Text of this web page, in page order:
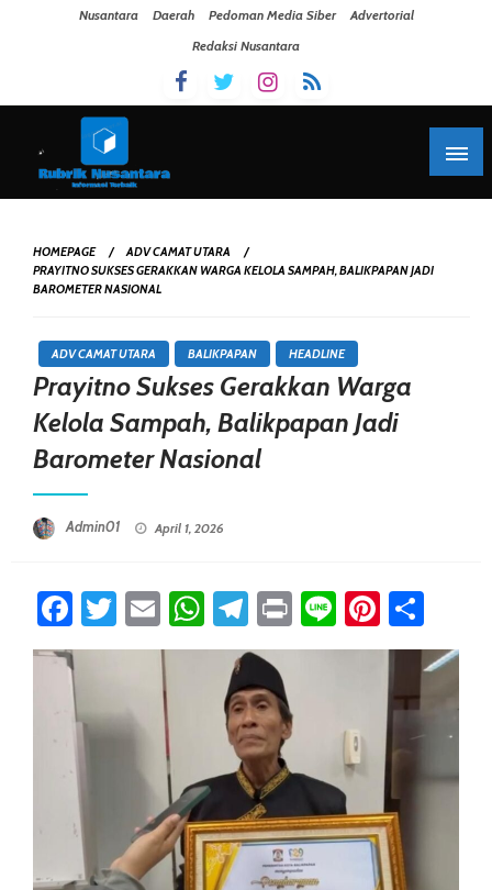
Nusantara Daerah Pedoman Media Siber
Advertorial
Redaksi Nusantara
HOMEPAGE
ADV CAMAT UTARA
PRAYITNO SUKSES GERAKKAN WARGA KELOLA SAMPAH, BALIKPAPAN JADI
BAROMETER NASIONAL
ADV CAMAT UTARA BALIKPAPAN HEADLINE
Prayitno Sukses Gerakkan Warga
Kelola Sampah, Balikpapan Jadi
Barometer Nasional
Admin01 April 1, 2026
Facebook
Twitter
EmailWhatsApp
Telegram
PrintLine